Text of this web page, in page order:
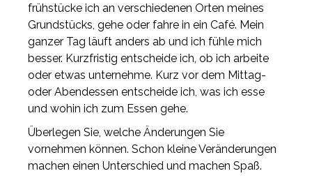
frühstücke ich an verschiedenen Orten meines
Grundstücks, gehe oder fahre in ein Café. Mein
ganzer Tag läuft anders ab und ich fühle mich
besser. Kurzfristig entscheide ich, ob ich arbeite
oder etwas unternehme. Kurz vor dem Mittag-
oder Abendessen entscheide ich, was ich esse
und wohin ich zum Essen gehe.
Überlegen Sie, welche Änderungen Sie
vornehmen können. Schon kleine Veränderungen
machen einen Unterschied und machen Spaß.